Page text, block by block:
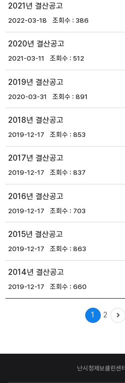
2021년 결산공고
2022-03-18 386
2020년 결산공고
2021-03-11 512
2019년 결산공고
2020-03-31 891
2018년 결산공고
2019-12-17 853
2017년 결산공고
2019-12-17 837
2016년 결산공고
2019-12-17 703
2015년 결산공고
2019-12-17 863
2014년 결산공고
2019-12-17 660
1 2
난시청제보클린센